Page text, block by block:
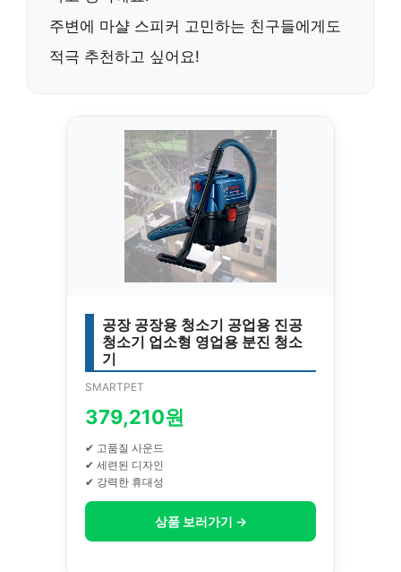
주변에 마샬 스피커 고민하는 친구들에게도
적극 추천하고 싶어요!
공장 공장용 청소기 공업용 진공
청소기 업소형 영업용 분진 청소
기
SMARTPET
379,210원
✔ 고품질 사운드
✔ 세련된 디자인
✔ 강력한 휴대성
상품 보러가기 →